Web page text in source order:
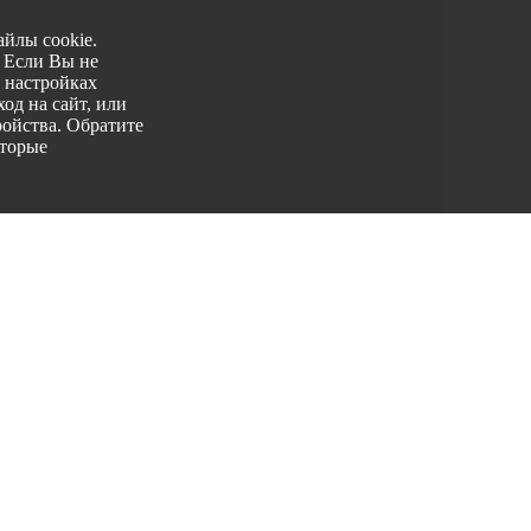
cookie.
Если Вы не
на сайт, или
Обратите